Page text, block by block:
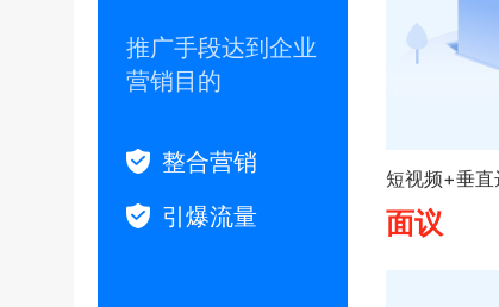
推广手段达到企业
营销目的
整合营销
引爆流量
短视频+垂直
面议